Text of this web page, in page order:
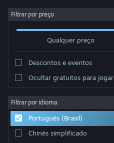
Iniciar sessão
Sobre
Suporte
Filtrar por preço
Qualquer preço
Descontos e eventos
Ocultar gratuitos para jogar
Filtrar por idioma
Português (Brasil)
Chinês simplificado
Desenvolvedor: Edvar Studio
Ordenar por Relevância